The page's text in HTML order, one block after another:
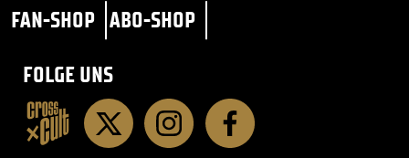
FAN-SHOP ABO-SHOP
FOLGE UNS